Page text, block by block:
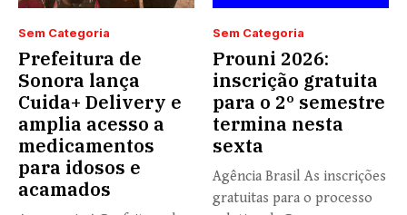
Sem Categoria
Prefeitura de
Sonora lança
Cuida+ Delivery e
amplia acesso a
medicamentos
para idosos e
acamados
Sem Categoria
Prouni 2026:
inscrição gratuita
para o 2º semestre
termina nesta
sexta
Agência Brasil As inscrições
gratuitas para o processo